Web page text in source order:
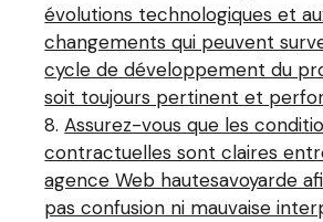
évolutions technologiques et
changements qui peuvent
cycle de développement du
soit toujours pertinent et
Assurez-vous que les
contractuelles sont claires
agence Web hautesavoyarde
pas confusion ni mauvaise